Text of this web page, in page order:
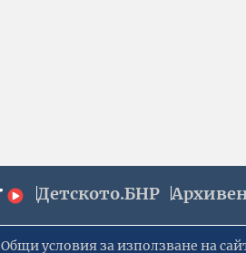
Детското.БНР
Общи условия за използване на